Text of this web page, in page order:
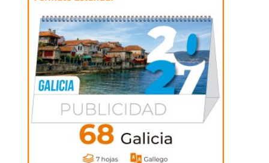
se
pueden
elegir
en
la
página
de
producto